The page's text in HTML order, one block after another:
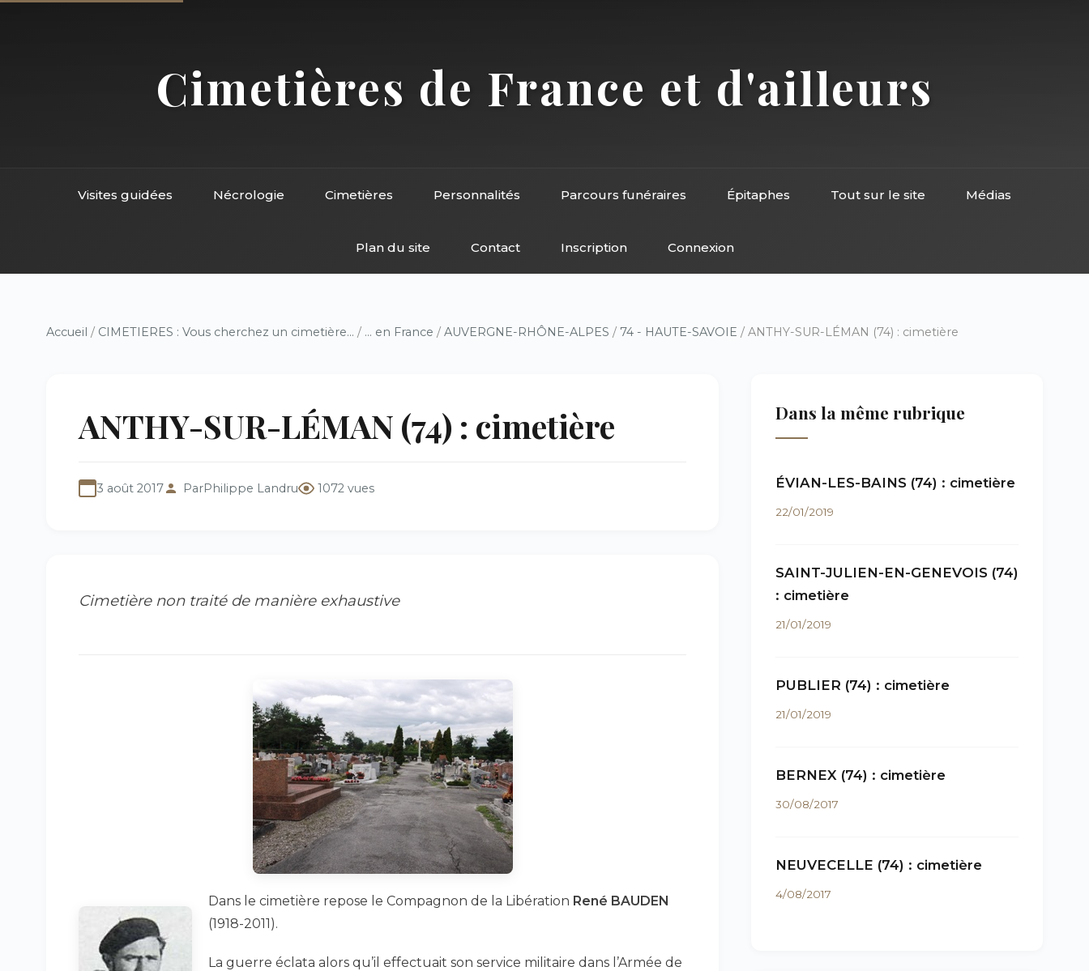
Cimetières de France et d'ailleurs
Visites guidées Nécrologie Cimetières Personnalités Parcours funéraires Épitaphes Tout sur le site Médias
Plan du site Contact Inscription Connexion
Accueil / CIMETIERES : Vous cherchez un cimetière... / ... en France / AUVERGNE-RHÔNE-ALPES / 74 - HAUTE-SAVOIE / ANTHY-SUR-LÉMAN (74) : cimetière
ANTHY-SUR-LÉMAN (74) : cimetière
3 août 2017 ParPhilippe Landru 1072 vues
Cimetière non traité de manière exhaustive
Dans le cimetière repose le Compagnon de la Libération René BAUDEN
(1918-2011).
La guerre éclata alors qu’il effectuait son service militaire dans l’Armée de
Dans la même rubrique
ÉVIAN-LES-BAINS (74) : cimetière
22/01/2019
SAINT-JULIEN-EN-GENEVOIS (74)
: cimetière
21/01/2019
PUBLIER (74) : cimetière
21/01/2019
BERNEX (74) : cimetière
30/08/2017
NEUVECELLE (74) : cimetière
4/08/2017